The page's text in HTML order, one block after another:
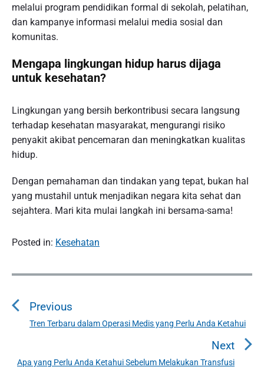
melalui program pendidikan formal di sekolah, pelatihan,
dan kampanye informasi melalui media sosial dan
komunitas.
Mengapa lingkungan hidup harus dijaga
untuk kesehatan?
Lingkungan yang bersih berkontribusi secara langsung
terhadap kesehatan masyarakat, mengurangi risiko
penyakit akibat pencemaran dan meningkatkan kualitas
hidup.
Dengan pemahaman dan tindakan yang tepat, bukan hal
yang mustahil untuk menjadikan negara kita sehat dan
sejahtera. Mari kita mulai langkah ini bersama-sama!
Posted in: Kesehatan
P
s
Previous
P
Tren Terbaru dalam Operasi Medis yang Perlu Anda Ketahui
Next
N
Apa yang Perlu Anda Ketahui Sebelum Melakukan Transfusi